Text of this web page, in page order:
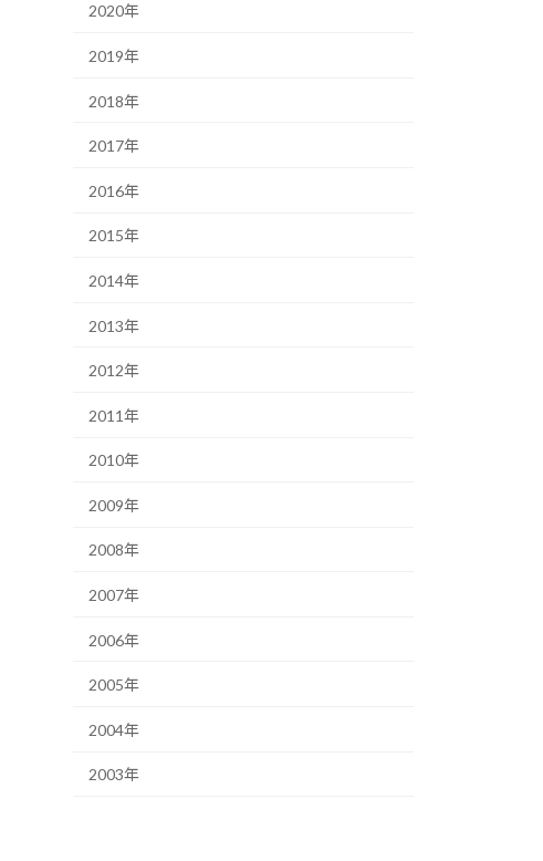
2020年
2019年
2018年
2017年
2016年
2015年
2014年
2013年
2012年
2011年
2010年
2009年
2008年
2007年
2006年
2005年
2004年
2003年